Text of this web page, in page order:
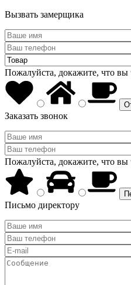
Вызвать замерщика
Пожалуйста, докажите, что вы
Заказать звонок
Пожалуйста, докажите, что вы
Письмо директору